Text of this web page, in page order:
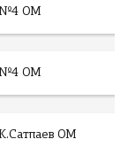
№4 ОМ
№4 ОМ
К.Сатпаев ОМ